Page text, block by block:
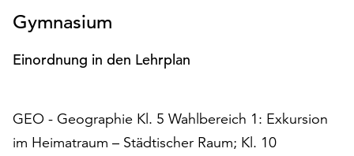
Datenschutzerklärung
oder
Impressum
Gymnasium
Einordnung in den Lehrplan
GEO - Geographie Kl. 5 Wahlbereich 1: Exkursion
im Heimatraum – Städtischer Raum; Kl. 10